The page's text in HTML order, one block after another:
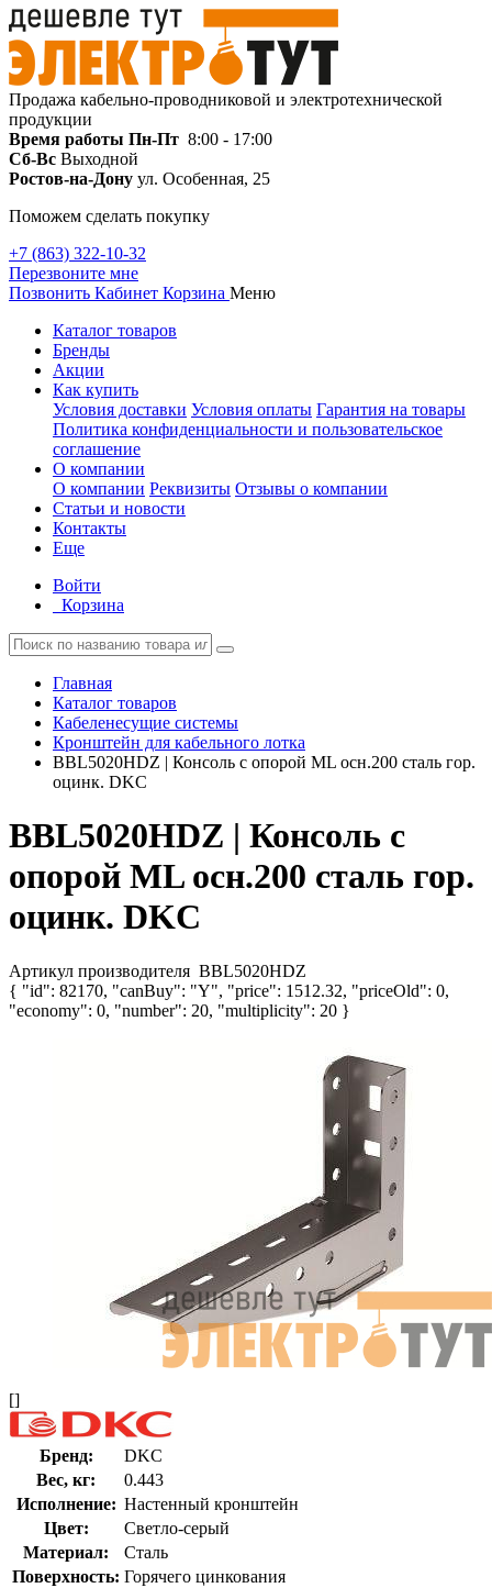
Продажа кабельно-проводниковой и электротехнической
продукции
Время работы Пн-Пт 8:00 - 17:00
Сб-Вс Выходной
Ростов-на-Дону ул. Особенная, 25
Поможем сделать покупку
+7 (863) 322-10-32
Перезвоните мне
Позвонить Кабинет Корзина Меню
Каталог товаров
Бренды
Акции
Как купить
Условия доставки Условия оплаты Гарантия на товары
Политика конфиденциальности и пользовательское
соглашение
О компании
О компании Реквизиты Отзывы о компании
Статьи и новости
Контакты
Еще
Войти
Корзина
Главная
Каталог товаров
Кабеленесущие системы
Кронштейн для кабельного лотка
BBL5020HDZ | Консоль с опорой ML осн.200 сталь гор.
оцинк. DKC
BBL5020HDZ | Консоль с
опорой ML осн.200 сталь гор.
оцинк. DKC
Артикул производителя BBL5020HDZ
{ "id": 82170, "canBuy": "Y", "price": 1512.32, "priceOld": 0,
"economy": 0, "number": 20, "multiplicity": 20 }
[]
Бренд:
DKC
Вес, кг:
0.443
Исполнение: Настенный кронштейн
Цвет:
Светло-серый
Материал:
Сталь
Поверхность: Горячего цинкования